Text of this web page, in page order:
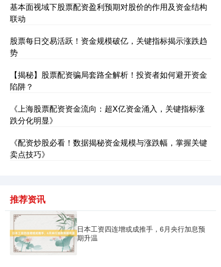
沪深300 4689.72 +38.41 +0.83%
基本面视域下股票配资盈利预期对股价的作用及资金结构
联动
股票每日交易活跃！资金规模破亿，关键指标揭示涨跌趋
势
【揭秘】股票配资骗局套路全解析！投资者如何避开资金
陷阱？
《上海股票配资资金流向：超X亿资金涌入，关键指标涨
跌分化明显》
《配资炒股必看！数据揭秘资金规模与涨跌幅，掌握关键
卖点技巧》
推荐资讯
日本工资四连增或成推手，6月央行加息预
期升温